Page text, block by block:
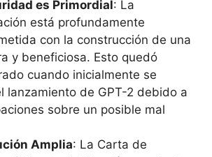
es Primordial: La
está profundamente
con la construcción de una
y beneficiosa. Esto quedó
cuando inicialmente se
lanzamiento de GPT-2 debido a
sobre un posible mal
Amplia: La Carta de